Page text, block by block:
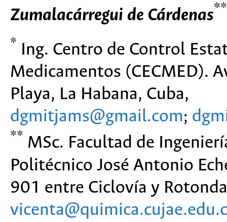
Zumalacárregui de Cárdenas
* Ing. Centro de Control
Medicamentos (CECMED).
Playa, La Habana, Cuba,
dgmitjams@gmail.com;
** MSc. Facultad de
Politécnico José Antonio
901 entre Ciclovía y